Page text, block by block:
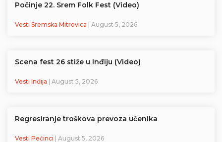
Počinje 22. Srem Folk Fest (Video)
Vesti Sremska Mitrovica | August 5, 2026
Scena fest 26 stiže u Inđiju (Video)
Vesti Inđija | August 5, 2026
Regresiranje troškova prevoza učenika
Vesti Pećinci | August 5, 2026